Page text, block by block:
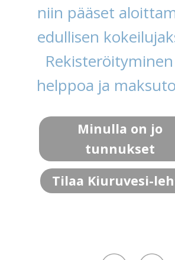
niin pääset
edullisen
helppoa ja
Minulla on jo
tunnukset
Tilaa Kiuruvesi-